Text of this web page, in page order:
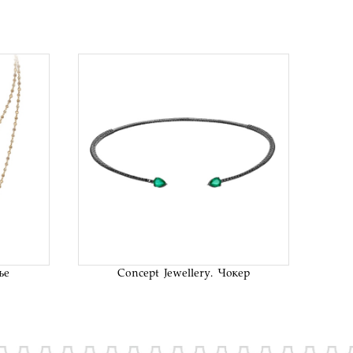
В список
желаний
Concept Jewellery. Чокер